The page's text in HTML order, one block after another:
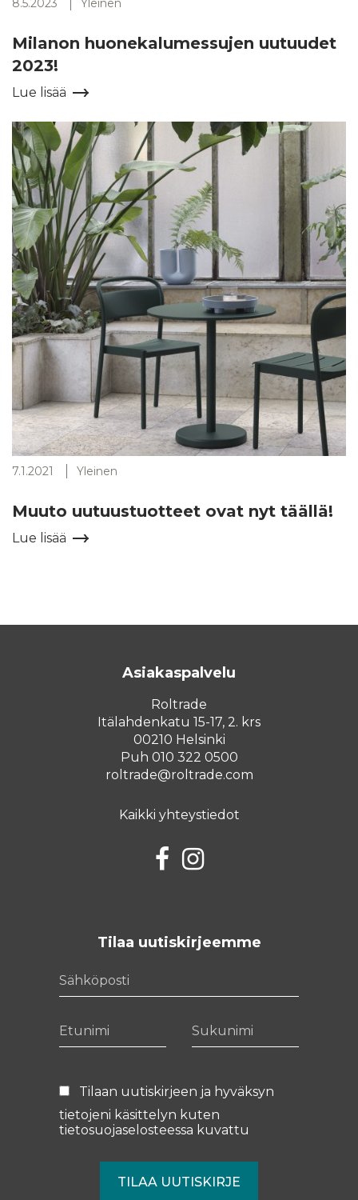
Milanon huonekalumessujen uutuudet
2023!
Lue lisää
7.1.2021 Yleinen
Muuto uutuustuotteet ovat nyt täällä!
Lue lisää
Asiakaspalvelu
Roltrade
Itälahdenkatu 15-17, 2. krs
00210 Helsinki
Puh 010 322 0500
roltrade@roltrade.com
Kaikki yhteystiedot
FacebookInstagram
Tilaa uutiskirjeemme
Tilaan uutiskirjeen ja hyväksyn
tietojeni käsittelyn kuten
tietosuojaselosteessa kuvattu